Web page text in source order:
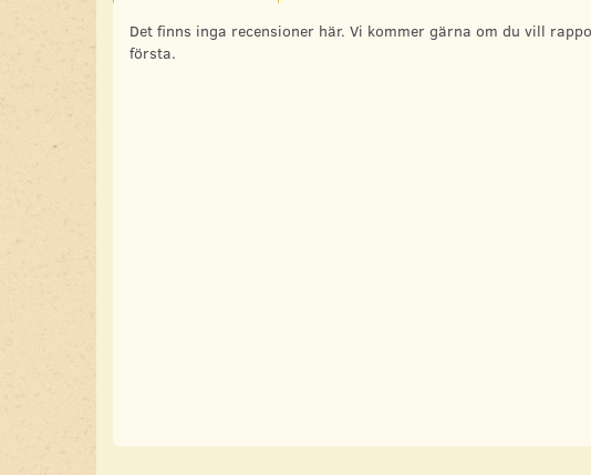
Det finns inga recensioner här. Vi kommer gärna om du vill
första.